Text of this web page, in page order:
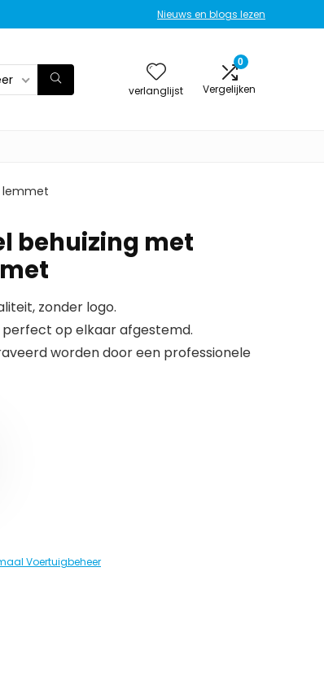
Nieuws en blogs lezen
verlanglijst
0
Vergelijken
lemmet
behuizing met
zonder logo.
perfect op elkaar afgestemd.
worden door een professionele
Voertuigbeheer